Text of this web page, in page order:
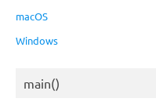
macOS
Windows
main()